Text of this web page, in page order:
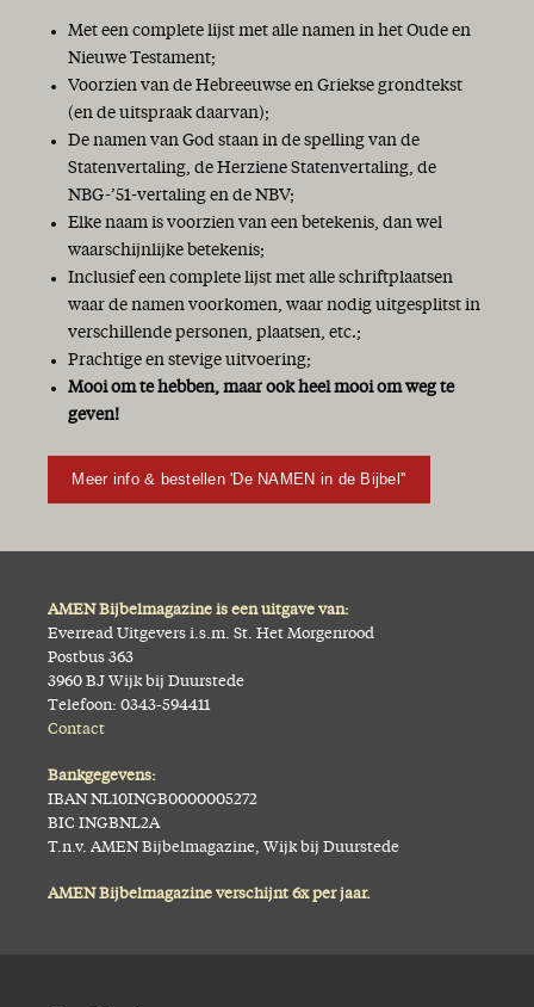
Met een complete lijst met alle namen in het Oude en
Nieuwe Testament;
Voorzien van de Hebreeuwse en Griekse grondtekst
(en de uitspraak daarvan);
De namen van God staan in de spelling van de
Statenvertaling, de Herziene Statenvertaling, de
NBG-’51-vertaling en de NBV;
Elke naam is voorzien van een betekenis, dan wel
waarschijnlijke betekenis;
Inclusief een complete lijst met alle schriftplaatsen
waar de namen voorkomen, waar nodig uitgesplitst in
verschillende personen, plaatsen, etc.;
Prachtige en stevige uitvoering;
Mooi om te hebben, maar ook heel mooi om weg te
geven!
Meer info & bestellen 'De NAMEN in de Bijbel''
AMEN Bijbelmagazine is een uitgave van:
Everread Uitgevers i.s.m. St. Het Morgenrood
Postbus 363
3960 BJ Wijk bij Duurstede
Telefoon: 0343-594411
Contact
Bankgegevens:
IBAN NL10INGB0000005272
BIC INGBNL2A
T.n.v. AMEN Bijbelmagazine, Wijk bij Duurstede
AMEN Bijbelmagazine verschijnt 6x per jaar.